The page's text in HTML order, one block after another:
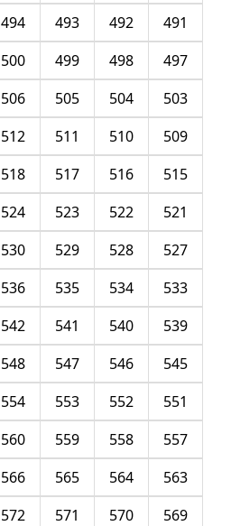
491
492
493
494
497
498
499
500
503
504
505
506
509
510
511
512
515
516
517
518
521
522
523
524
527
528
529
530
533
534
535
536
539
540
541
542
545
546
547
548
551
552
553
554
557
558
559
560
563
564
565
566
569
570
571
572